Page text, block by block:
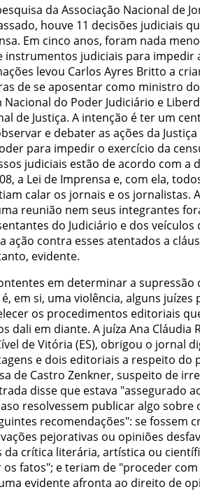
da Associação Nacional de
houve 11 decisões judiciais
Em cinco anos, foram nada
instrumentos judiciais para impedir
levou Carlos Ayres Britto a
de se aposentar como ministro
Nacional do Poder Judiciário e
de Justiça. A intenção é ter um
e debater as ações da
para impedir o exercício da
judiciais estão de acordo com a
a Lei de Imprensa e, com ela,
calar os jornais e os jornalistas.
reunião nem seus integrantes
do Judiciário e dos
ação contra esses atentados a
evidente.
em determinar a supressão
em si, uma violência, alguns
os procedimentos editoriais
dali em diante. A juíza Ana Cláudia
de Vitória (ES), obrigou o jornal
e dois editoriais a respeito do
de Castro Zenkner, suspeito de
disse que estava "assegurado
resolvessem publicar algo
recomendações": se fossem
pejorativas ou opiniões
da crítica literária, artística ou
fatos"; e teriam de "proceder
evidente afronta ao direito de